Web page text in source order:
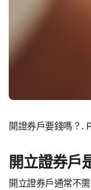
開證券戶要錢嗎？.
開立證券戶
開立證券戶通常不